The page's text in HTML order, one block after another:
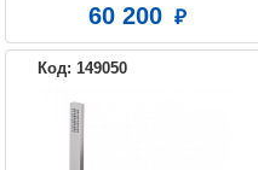
золото матовое
60 200
Код: 149050